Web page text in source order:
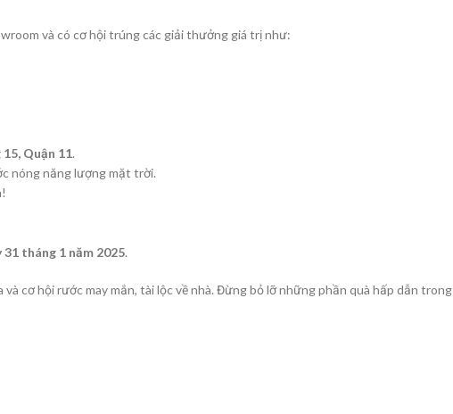
và có cơ hội trúng các giải thưởng giá trị như:
Quận 11.
nóng năng lượng mặt trời.
31 tháng 1 năm 2025.
cơ hội rước may mắn, tài lộc về nhà. Đừng bỏ lỡ những phần quà hấp dẫn trong